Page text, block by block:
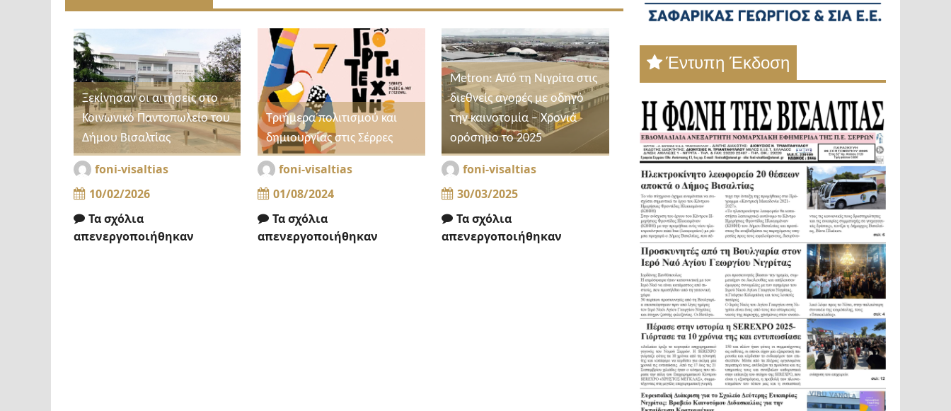
Ξεκίνησαν οι αιτήσεις στο
Κοινωνικό Παντοπωλείο του
Δήμου Βισαλτίας
foni-visaltias
10/02/2026
Τα σχόλια
απενεργοποιήθηκαν
Τριήμερα πολιτισμού και
δημιουργίας στις Σέρρες
foni-visaltias
01/08/2024
Τα σχόλια
απενεργοποιήθηκαν
Metron: Από τη Νιγρίτα στις
διεθνείς αγορές με οδηγό
την καινοτομία – Χρονιά
ορόσημο το 2025
foni-visaltias
30/03/2025
Τα σχόλια
απενεργοποιήθηκαν
Έντυπη Έκδοση